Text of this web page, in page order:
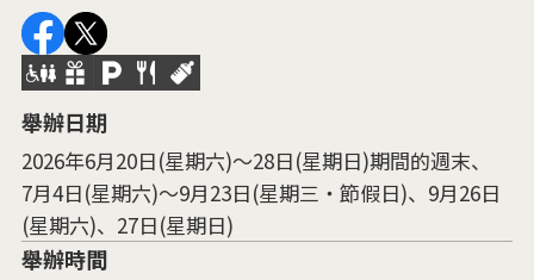
舉辦日期
2026年6月20日(星期六)～28日(星期日)期間的週末、
7月4日(星期六)～9月23日(星期三・節假日)、9月26日
(星期六)、27日(星期日)
舉辦時間